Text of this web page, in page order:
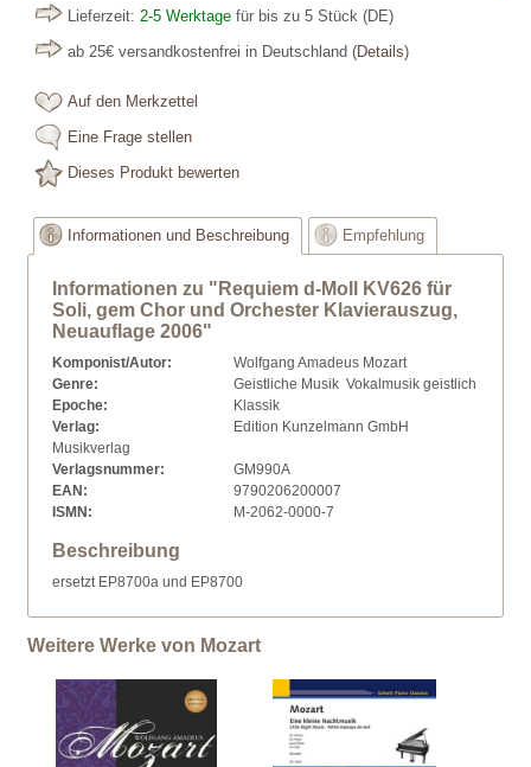
Lieferzeit: 2-5 Werktage für bis zu 5 Stück (DE)
ab 25€ versandkostenfrei in Deutschland (Details)
Auf den Merkzettel
Eine Frage stellen
Dieses Produkt bewerten
Informationen und Beschreibung Empfehlung
Informationen zu "Requiem d-Moll KV626 für
Soli, gem Chor und Orchester Klavierauszug,
Neuauflage 2006"
Komponist/Autor:
Wolfgang Amadeus Mozart
Genre:
Geistliche Musik  Vokalmusik geistlich
Epoche:
Klassik
Verlag:
Edition Kunzelmann GmbH
Musikverlag
Verlagsnummer:
GM990A
EAN:
9790206200007
ISMN:
M-2062-0000-7
Beschreibung
ersetzt EP8700a und EP8700
Weitere Werke von Mozart